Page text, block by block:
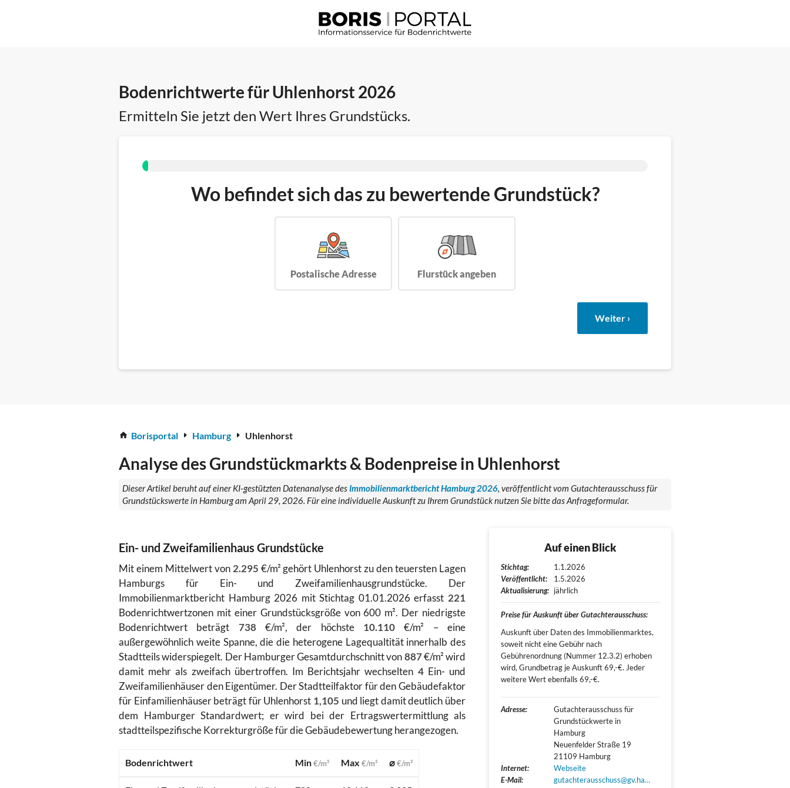
Bodenrichtwerte für Uhlenhorst 2026
Ermitteln Sie jetzt den Wert Ihres Grundstücks.
Wo befindet sich das zu bewertende Grundstück?
Postalische Adresse Flurstück angeben
Weiter ›
Borisportal Hamburg Uhlenhorst
Analyse des Grundstückmarkts & Bodenpreise in Uhlenhorst
Dieser Artikel beruht auf einer KI-gestützten Datenanalyse des Immobilienmarktbericht Hamburg 2026, veröffentlicht vom Gutachterausschuss für
Grundstückswerte in Hamburg am April 29, 2026. Für eine individuelle Auskunft zu Ihrem Grundstück nutzen Sie bitte das Anfrageformular.
Ein- und Zweifamilienhaus Grundstücke
Mit einem Mittelwert von 2.295 €/m² gehört Uhlenhorst zu den teuersten Lagen
Hamburgs für Ein- und Zweifamilienhausgrundstücke. Der
Immobilienmarktbericht Hamburg 2026 mit Stichtag 01.01.2026 erfasst 221
Bodenrichtwertzonen mit einer Grundstücksgröße von 600 m². Der niedrigste
Bodenrichtwert beträgt 738€/m², der höchste 10.110 €/m² – eine
außergewöhnlich weite Spanne, die die heterogene Lagequaltität innerhalb des
Stadtteils widerspiegelt. Der Hamburger Gesamtdurchschnitt von887€/m² wird
damit mehr als zweifach übertroffen. Im Berichtsjahr wechselten 4Ein- und
Zweifamilienhäuser den Eigentümer. Der Stadtteilfaktor für den Gebäudefaktor
für Einfamilienhäuser beträgt für Uhlenhorst 1,105 und liegt damit deutlich über
dem Hamburger Standardwert; er wird bei der Ertragswertermittlung als
stadtteilspezifische Korrekturgröße für die Gebäudebewertung herangezogen.
Bodenrichtwert Min€/m² Max €/m² ⌀€/m²
Auf einen Blick
Stichtag:
1.1.2026
Veröffentlicht:
1.5.2026
Aktualisierung: jährlich
Preise für Auskunft über Gutachterausschuss:
Auskunft über Daten des Immobilienmarktes,
soweit nicht eine Gebühr nach
Gebührenordnung (Nummer 12.3.2) erhoben
wird, Grundbetrag je Auskunft 69,-€. Jeder
weitere Wert ebenfalls 69,-€.
Adresse:
Gutachterausschuss für
Grundstückwerte in
Hamburg
Neuenfelder Straße 19
21109 Hamburg
Internet:
Webseite
E-Mail:
gutachterausschuss@gv.hamburg.de